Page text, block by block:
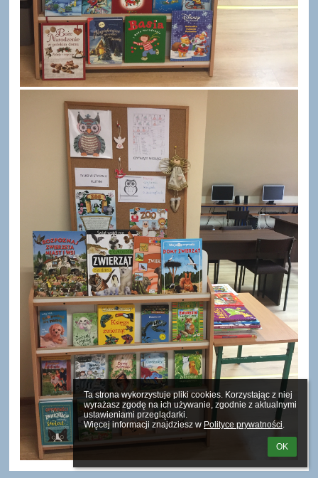
Ta strona wykorzystuje pliki cookies. Korzystając z niej
wyrażasz zgodę na ich używanie, zgodnie z aktualnymi
ustawieniami przeglądarki.
Więcej informacji znajdziesz w Polityce prywatności.
OK